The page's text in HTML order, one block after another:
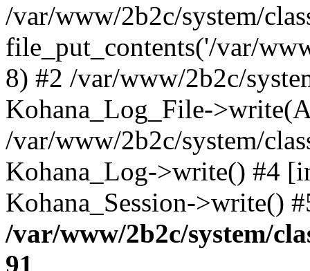
/var/www/2b2c/system/
file_put_contents('/var/
8) #2 /var/www/2b2c/
Kohana_Log_File-
/var/www/2b2c/system/
Kohana_Log->write() #4
Kohana_Session->write()
/var/www/2b2c/system/
91